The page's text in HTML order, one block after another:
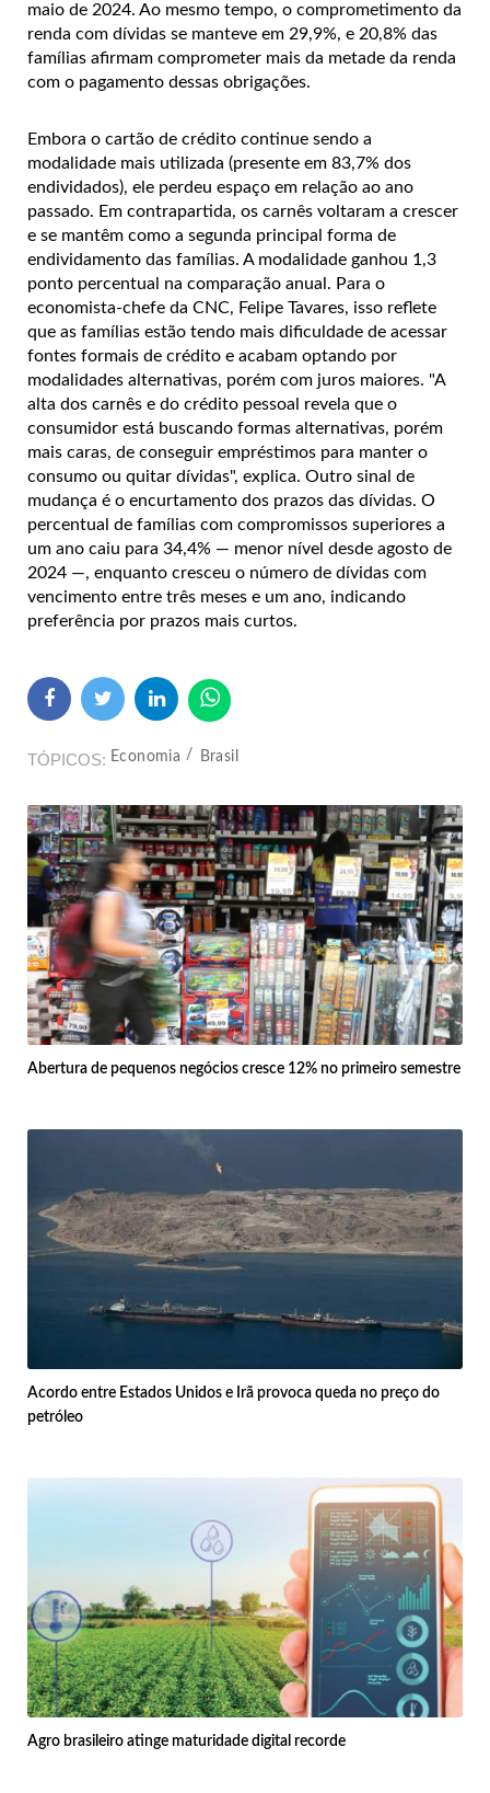
maio de 2024. Ao mesmo tempo, o comprometimento da
renda com dívidas se manteve em 29,9%, e 20,8% das
famílias afirmam comprometer mais da metade da renda
com o pagamento dessas obrigações.
Embora o cartão de crédito continue sendo a
modalidade mais utilizada (presente em 83,7% dos
endividados), ele perdeu espaço em relação ao ano
passado. Em contrapartida, os carnês voltaram a crescer
e se mantêm como a segunda principal forma de
endividamento das famílias. A modalidade ganhou 1,3
ponto percentual na comparação anual. Para o
economista-chefe da CNC, Felipe Tavares, isso reflete
que as famílias estão tendo mais dificuldade de acessar
fontes formais de crédito e acabam optando por
modalidades alternativas, porém com juros maiores. "A
alta dos carnês e do crédito pessoal revela que o
consumidor está buscando formas alternativas, porém
mais caras, de conseguir empréstimos para manter o
consumo ou quitar dívidas", explica. Outro sinal de
mudança é o encurtamento dos prazos das dívidas. O
percentual de famílias com compromissos superiores a
um ano caiu para 34,4% — menor nível desde agosto de
2024 —, enquanto cresceu o número de dívidas com
vencimento entre três meses e um ano, indicando
preferência por prazos mais curtos.
TÓPICOS Economia Brasil
Abertura de pequenos negócios cresce 12% no primeiro semestre
Acordo entre Estados Unidos e Irã provoca queda no preço do
petróleo
Agro brasileiro atinge maturidade digital recorde